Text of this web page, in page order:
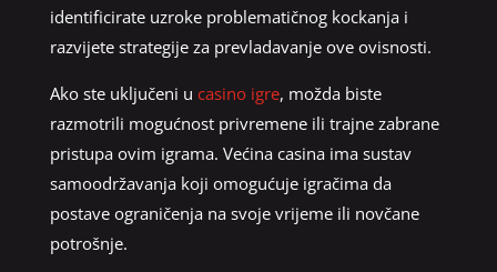
identificirate uzroke problematičnog kockanja i
razvijete strategije za prevladavanje ove ovisnosti.
Ako ste uključeni u casino igre, možda biste
razmotrili mogućnost privremene ili trajne zabrane
pristupa ovim igrama. Većina casina ima sustav
samoodržavanja koji omogućuje igračima da
postave ograničenja na svoje vrijeme ili novčane
potrošnje.